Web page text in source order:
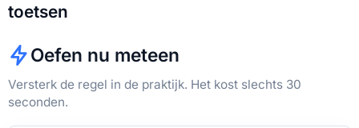
toetsen
Oefen nu meteen
Versterk de regel in de praktijk. Het kost slechts 30
seconden.